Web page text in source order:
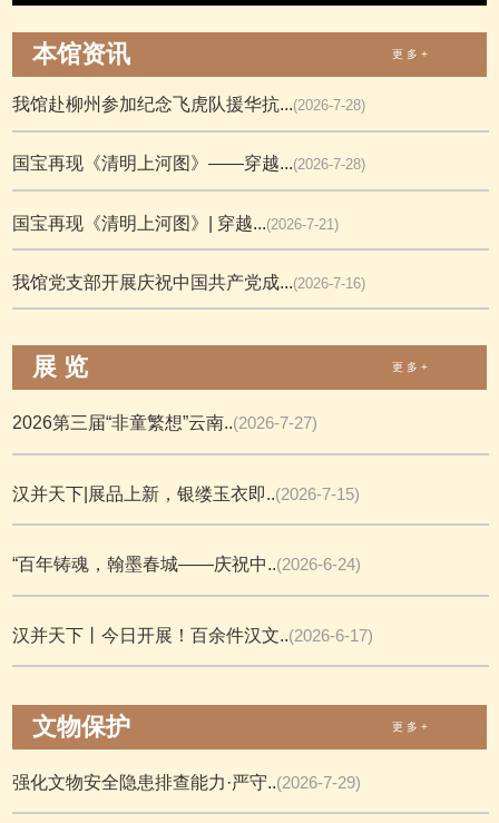
本馆资讯 更 多 +
我馆赴柳州参加纪念飞虎队援华抗...(2026-7-28)
国宝再现《清明上河图》——穿越...(2026-7-28)
国宝再现《清明上河图》| 穿越...(2026-7-21)
我馆党支部开展庆祝中国共产党成...(2026-7-16)
展 览 更 多 +
2026第三届“非童繁想”云南..(2026-7-27)
汉并天下|展品上新，银缕玉衣即..(2026-7-15)
“百年铸魂，翰墨春城——庆祝中..(2026-6-24)
汉并天下丨今日开展！百余件汉文..(2026-6-17)
文物保护 更 多 +
强化文物安全隐患排查能力·严守..(2026-7-29)